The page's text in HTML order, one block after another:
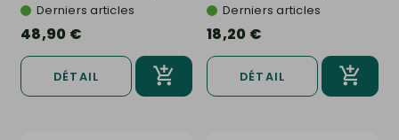
Derniers articles
48,90 €
DÉTAIL
Derniers articles
18,20 €
DÉTAIL